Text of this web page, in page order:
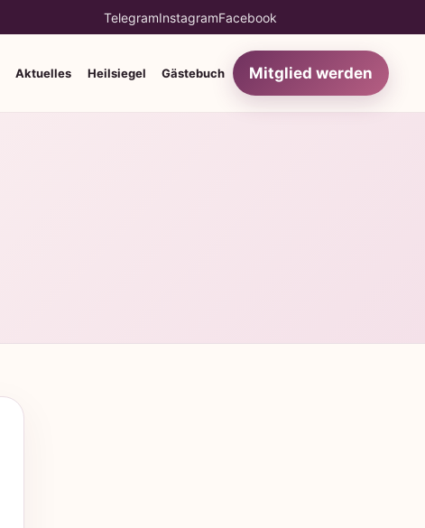
TelegramInstagramFacebook
Aktuelles Heilsiegel Gästebuch Mitglied werden